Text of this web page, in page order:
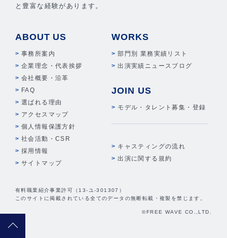
と豊富な経験があります。
ABOUT US
事務所案内
企業理念・代表挨拶
会社概要・沿革
FAQ
選ばれる理由
アクセスマップ
個人情報保護方針
社会活動・CSR
採用情報
サイトマップ
WORKS
部門別 業務実績リスト
出演実績ニュースブログ
JOIN US
モデル・タレント募集・登録
キャスティングの流れ
出演に関する規約
有料職業紹介事業許可（13-ユ-301307）
このサイトに掲載されている全てのデータの無断転載・複製を禁じます。
©FREE WAVE CO.,LTD.